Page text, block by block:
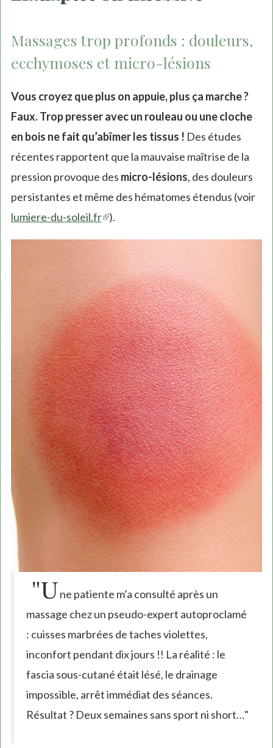
Massages trop profonds : douleurs,
ecchymoses et micro-lésions
Vous croyez que plus on appuie, plus ça marche ?
Faux. Trop presser avec un rouleau ou une cloche
en bois ne fait qu’abîmer les tissus ! Des études
récentes rapportent que la mauvaise maîtrise de la
pression provoque des micro-lésions, des douleurs
persistantes et même des hématomes étendus (voir
lumiere-du-soleil.fr(link
is
external)
).
"Une patiente m’a consulté après un
massage chez un pseudo-expert autoproclamé
: cuisses marbrées de taches violettes,
inconfort pendant dix jours !! La réalité : le
fascia sous-cutané était lésé, le drainage
impossible, arrêt immédiat des séances.
Résultat ? Deux semaines sans sport ni short…"